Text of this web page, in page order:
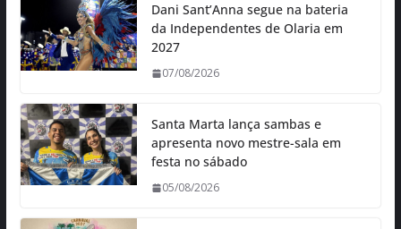
Dani Sant’Anna segue na bateria
da Independentes de Olaria em
2027
07/08/2026
Santa Marta lança sambas e
apresenta novo mestre-sala em
festa no sábado
05/08/2026